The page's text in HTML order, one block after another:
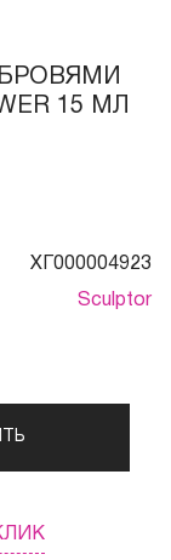
15 МЛ
ХГ000004923
Sculptor